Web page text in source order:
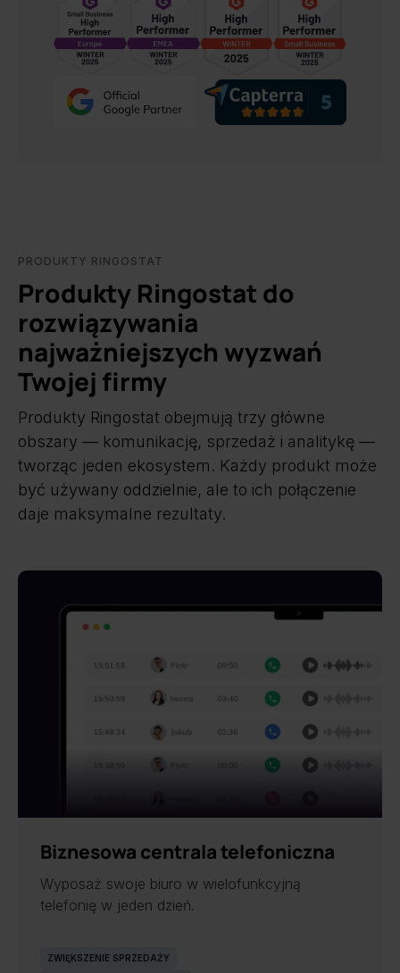
PRODUKTY RINGOSTAT
Produkty Ringostat do
rozwiązywania
najważniejszych wyzwań
Twojej firmy
Produkty Ringostat obejmują trzy główne
obszary — komunikację, sprzedaż i analitykę —
tworząc jeden ekosystem. Każdy produkt może
być używany oddzielnie, ale to ich połączenie
daje maksymalne rezultaty.
Biznesowa centrala telefoniczna
Wyposaż swoje biuro w wielofunkcyjną
telefonię w jeden dzień.
ZWIĘKSZENIE SPRZEDAŻY